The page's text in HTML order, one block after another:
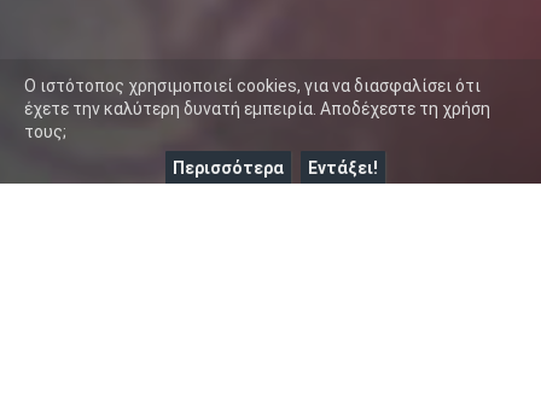
O ιστότοπος χρησιμοποιεί cookies, για να διασφαλίσει ότι
έχετε την καλύτερη δυνατή εμπειρία. Αποδέχεστε τη χρήση
τους;
Περισσότερα
Εντάξει!